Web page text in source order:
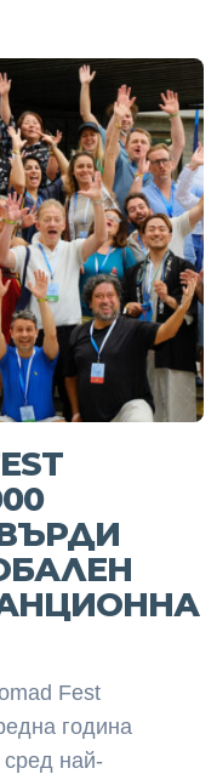
Fest
година
сред най-